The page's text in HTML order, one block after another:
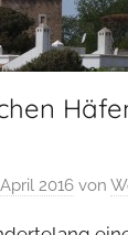
April 2016 von